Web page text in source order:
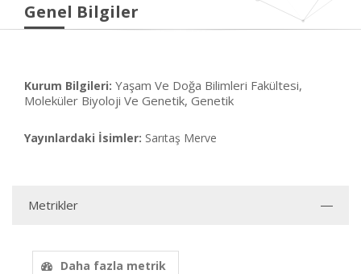
Genel Bilgiler
Kurum Bilgileri: Yaşam Ve Doğa Bilimleri Fakültesi,
Moleküler Biyoloji Ve Genetik, Genetik
Yayınlardaki İsimler: Sarıtaş Merve
Metrikler
Daha fazla metrik